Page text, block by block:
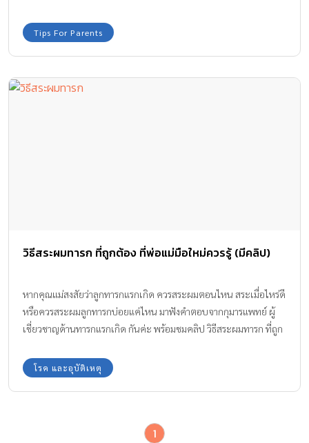
Tips For Parents
วิธีสระผมทารก ที่ถูกต้อง ที่พ่อแม่มือใหม่ควรรู้ (มีคลิป)
หากคุณแม่สงสัยว่าลูกทารกแรกเกิด ควรสระผมตอนไหน สระเมื่อไหร่ดี
หรือควรสระผมลูกทารกบ่อยแค่ไหน มาฟังคำตอบจากกุมารแพทย์ ผู้
เชี่ยวชาญด้านทารกแรกเกิด กันค่ะ พร้อมชมคลิป วิธีสระผมทารก ที่ถูก
โรค และอุบัติเหตุ
1